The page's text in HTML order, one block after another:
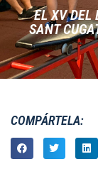
EL XV DEL
SANT
COMPÁRTELA: